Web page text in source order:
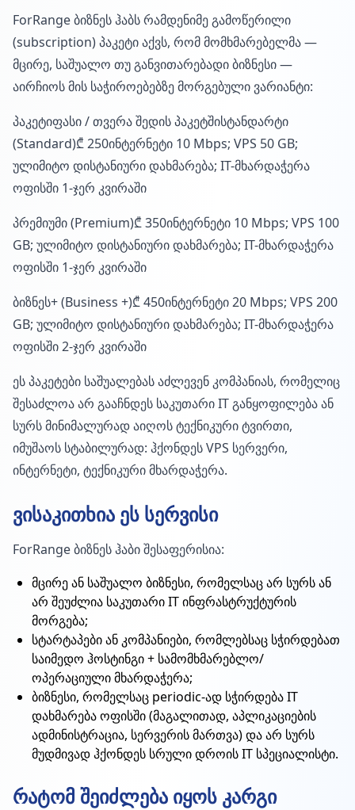
ForRange ბიზნეს ჰაბს რამდენიმე გამოწერილი
(subscription) პაკეტი აქვს, რომ მომხმარებელმა —
მცირე, საშუალო თუ განვითარებადი ბიზნესი —
აირჩიოს მის საჭიროებებზე მორგებული ვარიანტი:
პაკეტიფასი / თვერა შედის პაკეტშისტანდარტი
(Standard)₾ 250ინტერნეტი 10 Mbps; VPS 50 GB;
ულიმიტო დისტანიური დახმარება; IT-მხარდაჭერა
ოფისში 1-ჯერ კვირაში
პრემიუმი (Premium)₾ 350ინტერნეტი 10 Mbps; VPS 100
GB; ულიმიტო დისტანიური დახმარება; IT-მხარდაჭერა
ოფისში 1-ჯერ კვირაში
ბიზნეს+ (Business +)₾ 450ინტერნეტი 20 Mbps; VPS 200
GB; ულიმიტო დისტანიური დახმარება; IT-მხარდაჭერა
ოფისში 2-ჯერ კვირაში
ეს პაკეტები საშუალებას აძლევენ კომპანიას, რომელიც
შესაძლოა არ გააჩნდეს საკუთარი IT განყოფილება ან
სურს მინიმალურად აიღოს ტექნიკური ტვირთი,
იმუშაოს სტაბილურად: ჰქონდეს VPS სერვერი,
ინტერნეტი, ტექნიკური მხარდაჭერა.
ვისაკითხია ეს სერვისი
ForRange ბიზნეს ჰაბი შესაფერისია:
მცირე ან საშუალო ბიზნესი, რომელსაც არ სურს ან
არ შეუძლია საკუთარი IT ინფრასტრუქტურის
მორგება;
სტარტაპები ან კომპანიები, რომლებსაც სჭირდებათ
საიმედო ჰოსტინგი + სამომხმარებლო/
ოპერაციული მხარდაჭერა;
ბიზნესი, რომელსაც periodic-ად სჭირდება IT
დახმარება ოფისში (მაგალითად, აპლიკაციების
ადმინისტრაცია, სერვერის მართვა) და არ სურს
მუდმივად ჰქონდეს სრული დროის IT სპეციალისტი.
რატომ შეიძლება იყოს კარგი